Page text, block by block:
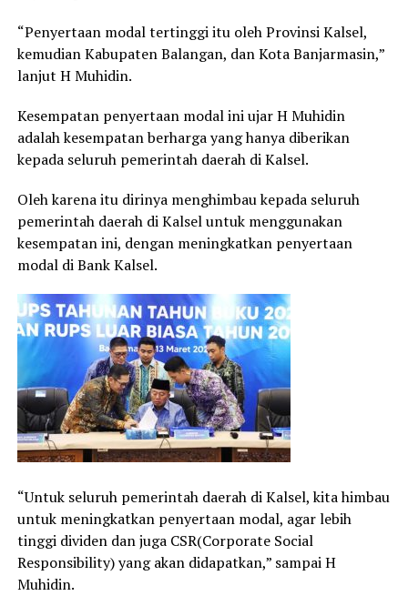
“Penyertaan modal tertinggi itu oleh Provinsi Kalsel,
kemudian Kabupaten Balangan, dan Kota Banjarmasin,”
lanjut H Muhidin.
Kesempatan penyertaan modal ini ujar H Muhidin
adalah kesempatan berharga yang hanya diberikan
kepada seluruh pemerintah daerah di Kalsel.
Oleh karena itu dirinya menghimbau kepada seluruh
pemerintah daerah di Kalsel untuk menggunakan
kesempatan ini, dengan meningkatkan penyertaan
modal di Bank Kalsel.
“Untuk seluruh pemerintah daerah di Kalsel, kita himbau
untuk meningkatkan penyertaan modal, agar lebih
tinggi dividen dan juga CSR(Corporate Social
Responsibility) yang akan didapatkan,” sampai H
Muhidin.